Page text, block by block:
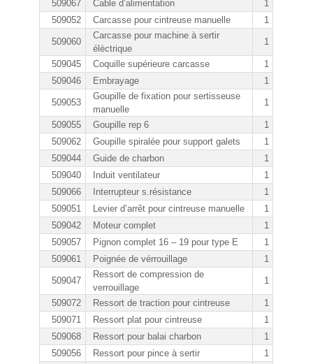
509067 Cable d’alimentation
1
509052
Carcasse pour cintreuse manuelle 1
509060
Carcasse pour machine à sertir
élèctrique
1
509045 Coquille supérieure carcasse
1
509046
Embrayage 1
509053
Goupille de fixation pour sertisseuse
manuelle
1
509055 Goupille rep 6
1
509062
Goupille spiralée pour support galets
1
509044
Guide de charbon
1
509040
Induit ventilateur
1
509066
Interrupteur s.résistance
1
509051
Levier d’arrêt pour cintreuse manuelle
1
509042
Moteur complet
1
509057
Pignon complet 16 – 19 pour type E
1
509061
Poignée de vérrouillage 1
509047
Ressort de compression de
verrouillage
1
509072 Ressort de traction pour cintreuse
1
509071
Ressort plat pour cintreuse
1
509068
Ressort pour balai charbon
1
509056
Ressort pour pince à sertir
1